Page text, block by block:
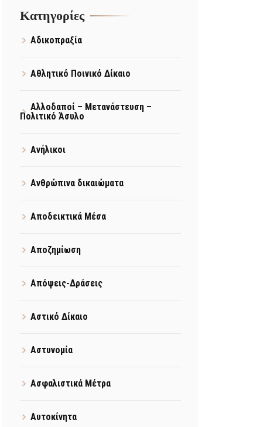
Kατηγορίες
Αδικοπραξία
Αθλητικό Ποινικό Δίκαιο
Αλλοδαποί – Μετανάστευση –
Πολιτικό Άσυλο
Ανήλικοι
Ανθρώπινα δικαιώματα
Αποδεικτικά Μέσα
Αποζημίωση
Απόψεις-Δράσεις
Αστικό Δίκαιο
Αστυνομία
Ασφαλιστικά Μέτρα
Αυτοκίνητα